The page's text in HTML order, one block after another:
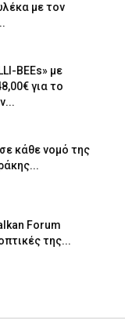
με τον
BEEs» με
για το
κάθε νομό της
Forum
της...